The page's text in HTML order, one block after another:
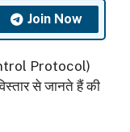
Join Now
Protocol)
से जानते हैं की